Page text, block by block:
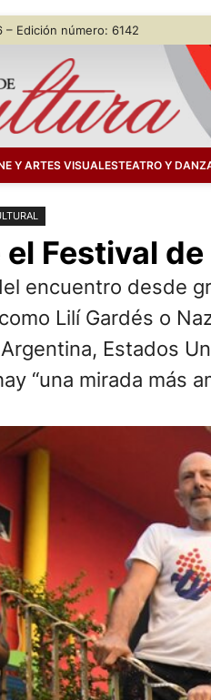
Edición número: 6142
Y ARTES VISUALESTEATRO Y
el Festival
encuentro desde
Lilí Gardés o
Estados
“una mirada más